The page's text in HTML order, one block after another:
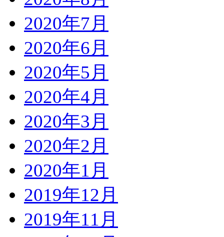
2020年7月
2020年6月
2020年5月
2020年4月
2020年3月
2020年2月
2020年1月
2019年12月
2019年11月